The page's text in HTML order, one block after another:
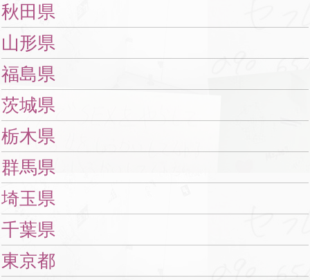
秋田県
山形県
福島県
茨城県
栃木県
群馬県
埼玉県
千葉県
東京都